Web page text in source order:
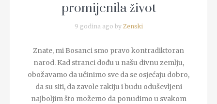
promijenila život
9 godina ago by Zenski
Znate, mi Bosanci smo pravo kontradiktoran
narod. Kad stranci dođu u našu divnu zemlju,
obožavamo da učinimo sve da se osjećaju dobro,
da su siti, da zavole rakiju i budu oduševljeni
najboljim što možemo da ponudimo u svakom